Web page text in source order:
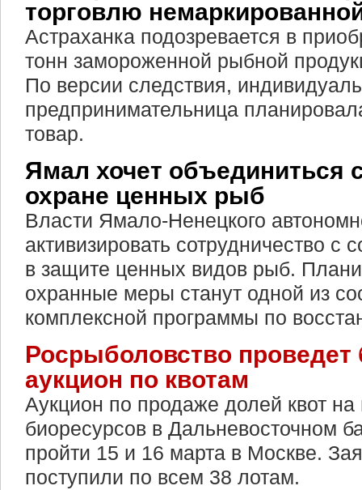
торговлю
Астраханка подозревается в
тонн замороженной рыбной
По версии следствия,
предпринимательница
товар.
Ямал хочет объединиться
охране ценных рыб
Власти Ямало-Ненецкого
активизировать сотрудничество с
в защите ценных видов рыб.
охранные меры станут одной из
комплексной программы по
Росрыболовство
аукцион по квотам
Аукцион по продаже долей квот
биоресурсов в Дальневосточном
пройти 15 и 16 марта в Москве.
поступили по всем 38 лотам.